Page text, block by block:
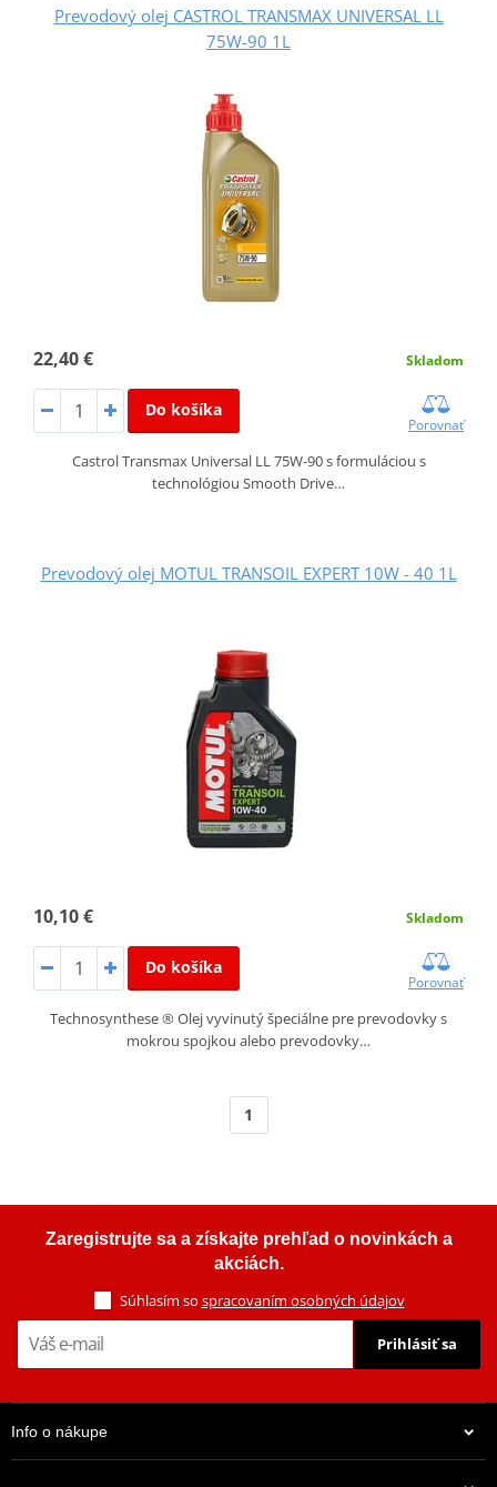
Prevodový olej CASTROL TRANSMAX UNIVERSAL LL
75W-90 1L
22,40 € Skladom
Do košíka
Porovnať
Castrol Transmax Universal LL 75W-90 s formuláciou s
technológiou Smooth Drive…
Prevodový olej MOTUL TRANSOIL EXPERT 10W - 40 1L
10,10 € Skladom
Do košíka
Porovnať
Technosynthese ® Olej vyvinutý špeciálne pre prevodovky s
mokrou spojkou alebo prevodovky…
1
Zaregistrujte sa a získajte prehľad o novinkách a
akciách.
Súhlasím so spracovaním osobných údajov
Prihlásiť sa
Info o nákupe